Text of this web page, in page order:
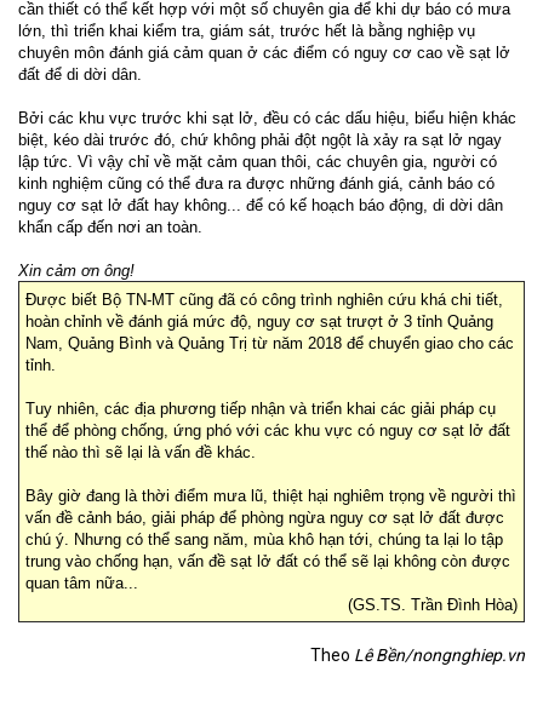
cần thiết có thể kết hợp với một số chuyên gia để khi dự báo có mưa
lớn, thì triển khai kiểm tra, giám sát, trước hết là bằng nghiệp vụ
chuyên môn đánh giá cảm quan ở các điểm có nguy cơ cao về sạt lở
đất để di dời dân.
Bởi các khu vực trước khi sạt lở, đều có các dấu hiệu, biểu hiện khác
biệt, kéo dài trước đó, chứ không phải đột ngột là xảy ra sạt lở ngay
lập tức. Vì vậy chỉ về mặt cảm quan thôi, các chuyên gia, người có
kinh nghiệm cũng có thể đưa ra được những đánh giá, cảnh báo có
nguy cơ sạt lở đất hay không... để có kế hoạch báo động, di dời dân
khẩn cấp đến nơi an toàn.
Xin cảm ơn ông!
Được biết Bộ TN-MT cũng đã có công trình nghiên cứu khá chi tiết,
hoàn chỉnh về đánh giá mức độ, nguy cơ sạt trượt ở 3 tỉnh Quảng
Nam, Quảng Bình và Quảng Trị từ năm 2018 để chuyển giao cho các
tỉnh.
Tuy nhiên, các địa phương tiếp nhận và triển khai các giải pháp cụ
thể để phòng chống, ứng phó với các khu vực có nguy cơ sạt lở đất
thế nào thì sẽ lại là vấn đề khác.
Bây giờ đang là thời điểm mưa lũ, thiệt hại nghiêm trọng về người thì
vấn đề cảnh báo, giải pháp để phòng ngừa nguy cơ sạt lở đất được
chú ý. Nhưng có thể sang năm, mùa khô hạn tới, chúng ta lại lo tập
trung vào chống hạn, vấn đề sạt lở đất có thể sẽ lại không còn được
quan tâm nữa...
(GS.TS. Trần Đình Hòa)
Theo Lê Bền/nongnghiep.vn